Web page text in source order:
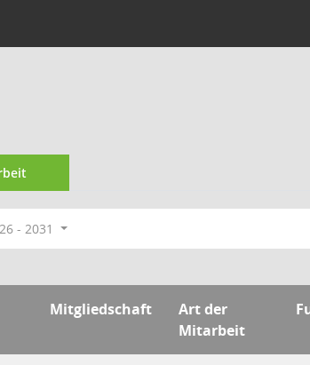
- 2031
Mitgliedschaft
Art der
Mitarbeit